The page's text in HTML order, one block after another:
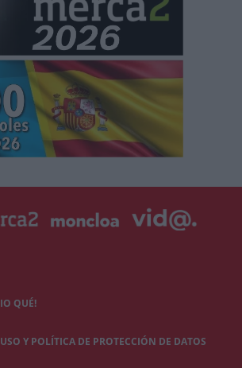
QUÉ!
Y POLÍTICA DE PROTECCIÓN DE DATOS